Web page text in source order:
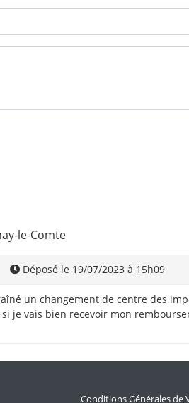
le-Comte
Déposé le 19/07/2023 à 15h09
un changement de centre des
je vais bien recevoir mon
Conditions Générales de